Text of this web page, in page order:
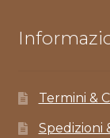
Termini &
Spedizioni